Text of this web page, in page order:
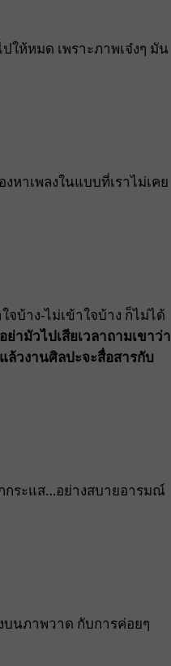
ให้หมด เพราะภาพเจ๋งๆ มัน
หาเพลงในแบบที่เราไม่เคย
บ้าง-ไม่เข้าใจบ้าง ก็ไม่ได้
ย่ามัวไปเสียเวลาถามเขาว่า
วงานศิลปะจะสื่อสารกับ
กระแส…อย่างสบายอารมณ์
บนภาพวาด กับการค่อยๆ